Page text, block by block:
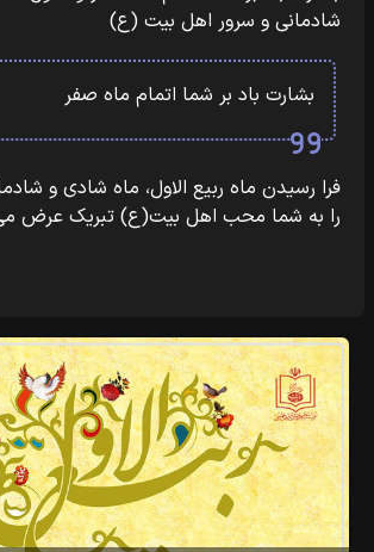
شادمانی و سرور اهل بیت (ع)
بشارت باد بر شما اتمام ماه صفر
فرا رسیدن ماه ربیع الاول، ماه شادی و
را به شما محب اهل بیت(ع) تبریک عرض